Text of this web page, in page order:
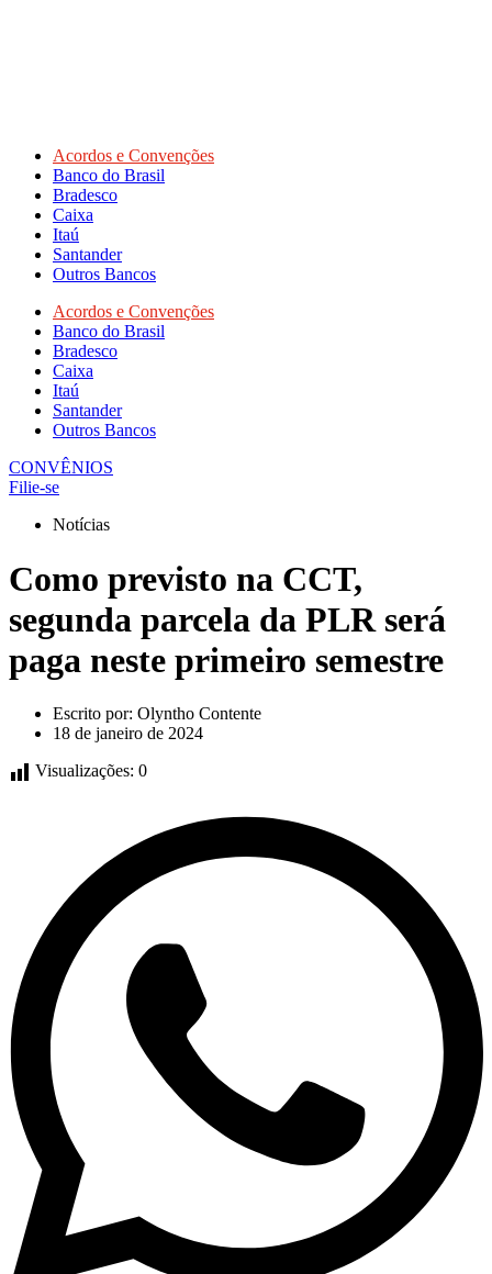
Acordos e Convenções
Banco do Brasil
Bradesco
Caixa
Itaú
Santander
Outros Bancos
Acordos e Convenções
Banco do Brasil
Bradesco
Caixa
Itaú
Santander
Outros Bancos
CONVÊNIOS
Filie-se
Notícias
Como previsto na CCT,
segunda parcela da PLR será
paga neste primeiro semestre
Escrito por: Olyntho Contente
18 de janeiro de 2024
Visualizações: 0